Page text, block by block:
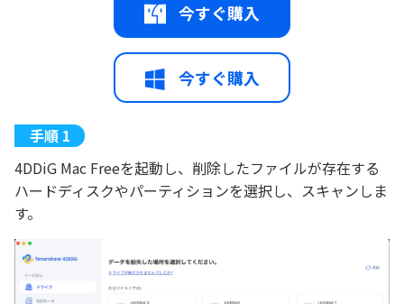
今すぐ購入
今すぐ購入
4DDiG Mac Freeを起動し、削除したファイルが存在する
ハードディスクやパーティションを選択し、スキャンしま
す。